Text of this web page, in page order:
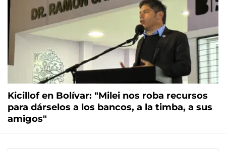
Kicillof en Bolívar: "Milei nos roba recursos
para dárselos a los bancos, a la timba, a sus
amigos"